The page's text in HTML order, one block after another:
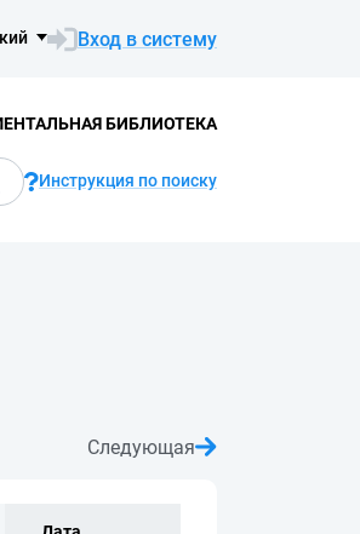
Вход в систему
БИБЛИОТЕКА
Инструкция по поиску
Следующая